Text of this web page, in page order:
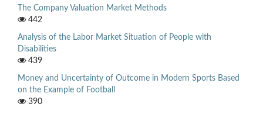
The Company Valuation Market Methods
442
Analysis of the Labor Market Situation of People with
Disabilities
439
Money and Uncertainty of Outcome in Modern Sports Based
on the Example of Football
390